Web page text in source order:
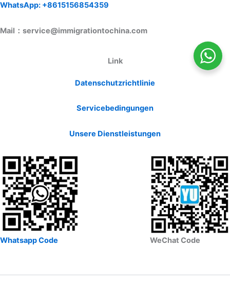
WhatsApp: +8615156854359
Mail：service@immigrationtochina.com
Link
Datenschutzrichtlinie
Servicebedingungen
Unsere Dienstleistungen
Whatsapp Code WeChat Code